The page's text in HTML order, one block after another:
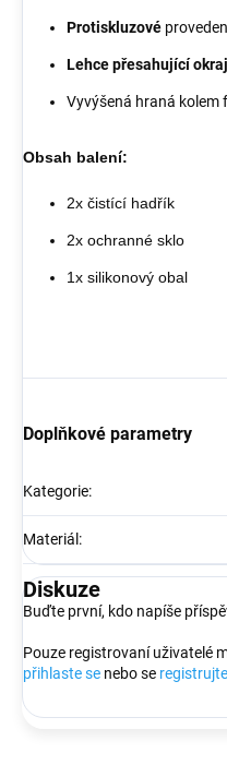
Protiskluzové
Lehce přesahující
Vyvýšená hraná
Obsah balení:
2x čistící hadřík
2x ochranné sklo
1x silikonový obal
Doplňkové parametry
Kategorie:
Materiál :
Diskuze
Buďte první, kdo napíše
Pouze registrovaní uživatelé
přihlaste se nebo se registrujte